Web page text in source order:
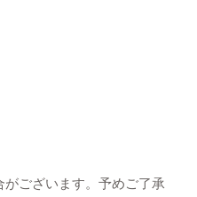
ございます。予めご了承